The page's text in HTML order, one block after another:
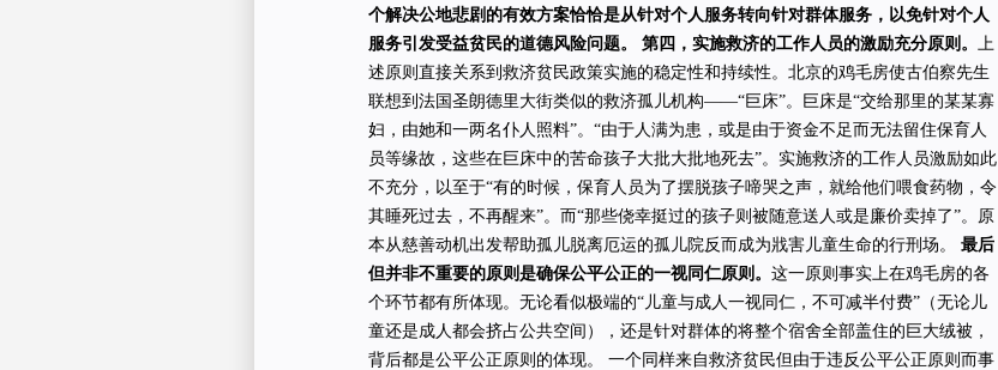
个解决公地悲剧的有效方案恰恰是从针对个人服务转向针对群体服务，以免针对个人
服务引发受益贫民的道德风险问题。
第四，实施救济的工作人员的激励充分原则。 上
述原则直接关系到救济贫民政策实施的稳定性和持续性。北京的鸡毛房使古伯察先生
联想到法国圣朗德里大街类似的救济孤儿机构——“巨床”。巨床是“交给那里的某某寡
妇，由她和一两名仆人照料”。“由于人满为患，或是由于资金不足而无法留住保育人
员等缘故，这些在巨床中的苦命孩子大批大批地死去”。实施救济的工作人员激励如此
不充分，以至于“有的时候，保育人员为了摆脱孩子啼哭之声，就给他们喂食药物，令
其睡死过去，不再醒来”。而“那些侥幸挺过的孩子则被随意送人或是廉价卖掉了”。原
本从慈善动机出发帮助孤儿脱离厄运的孤儿院反而成为戕害儿童生命的行刑场。 最后
但并非不重要的原则是确保公平公正的一视同仁原则。 这一原则事实上在鸡毛房的各
个环节都有所体现。无论看似极端的“儿童与成人一视同仁，不可减半付费”（无论儿
童还是成人都会挤占公共空间），还是针对群体的将整个宿舍全部盖住的巨大绒被，
背后都是公平公正原则的体现。 一个同样来自救济贫民但由于违反公平公正原则而事